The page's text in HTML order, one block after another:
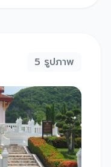
5 รูปภาพ